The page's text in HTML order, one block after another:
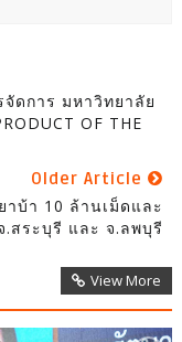
ดการ มหาวิทยาลัย
OF THE
Older Article
าบ้า 10 ล้านเม็ดและ
สระบุรี และ จ.ลพบุรี
View More